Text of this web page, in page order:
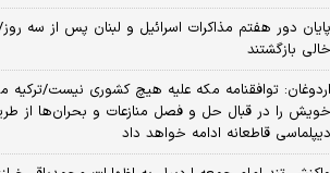
پایان دور هفتم مذاکرات اسرائیل و لبنان پس از سه
خالی بازگشتند
اردوغان: توافقنامه مکه علیه هیچ کشوری نیست/
خویش را در قبال حل و فصل منازعات و بحران‌ها از
دیپلماسی قاطعانه ادامه خواهد داد